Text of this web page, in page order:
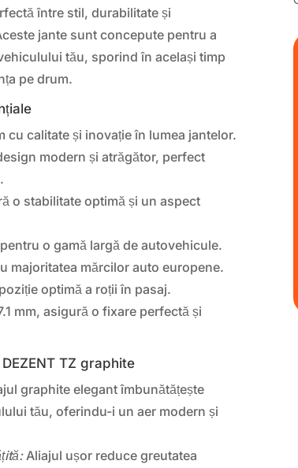
între stil, durabilitate și
jante sunt concepute pentru a
tău, sporind în același timp
pe drum.
cu calitate și inovație în lumea jantelor.
modern și atrăgător, perfect
o stabilitate optimă și un aspect
o gamă largă de autovehicule.
majoritatea mărcilor auto europene.
optimă a roții în pasaj.
mm, asigură o fixare perfectă și
TZ graphite
graphite elegant îmbunătățește
tău, oferindu-i un aer modern și
Aliajul ușor reduce greutatea